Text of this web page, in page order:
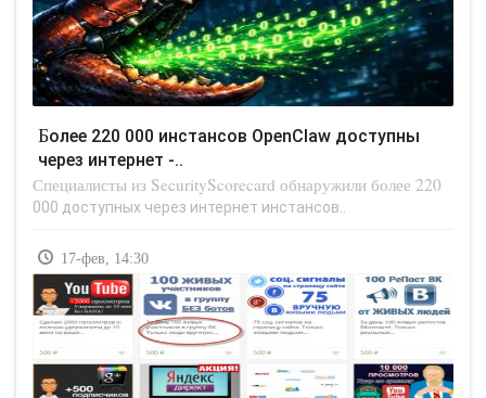
Более 220 000 инстансов OpenClaw доступны
через интернет -..
Специалисты из SecurityScorecard обнаружили более 220
000 доступных через интернет инстансов..
17-фев, 14:30